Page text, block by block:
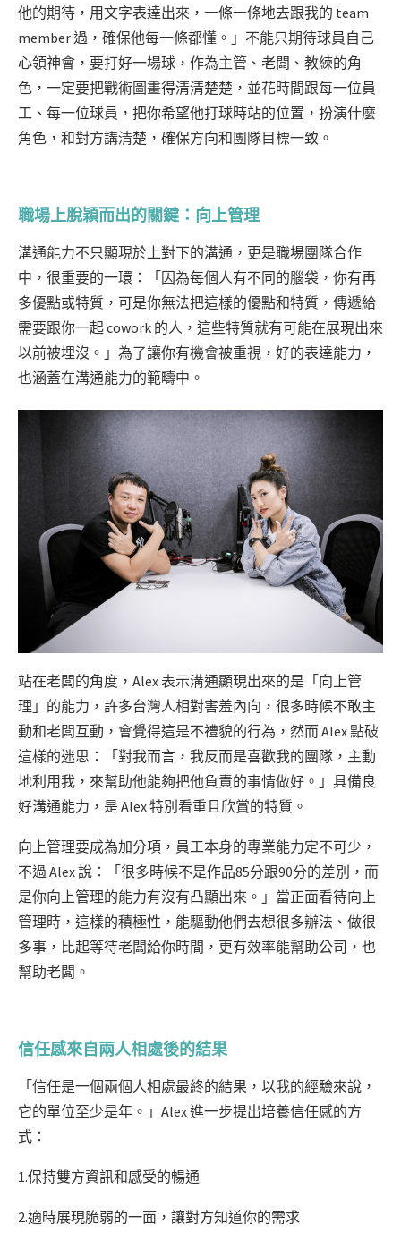
他的期待，用文字表達出來，一條一條地去跟我的 team
member 過，確保他每一條都懂。」不能只期待球員自己
心領神會，要打好一場球，作為主管、老闆、教練的角
色，一定要把戰術圖畫得清清楚楚，並花時間跟每一位員
工、每一位球員，把你希望他打球時站的位置，扮演什麼
角色，和對方講清楚，確保方向和團隊目標一致。
職場上脫穎而出的關鍵：向上管理
溝通能力不只顯現於上對下的溝通，更是職場團隊合作
中，很重要的一環：「因為每個人有不同的腦袋，你有再
多優點或特質，可是你無法把這樣的優點和特質，傳遞給
需要跟你一起 cowork 的人，這些特質就有可能在展現出來
以前被埋沒。」為了讓你有機會被重視，好的表達能力，
也涵蓋在溝通能力的範疇中。
站在老闆的角度，Alex 表示溝通顯現出來的是「向上管
理」的能力，許多台灣人相對害羞內向，很多時候不敢主
動和老闆互動，會覺得這是不禮貌的行為，然而 Alex 點破
這樣的迷思：「對我而言，我反而是喜歡我的團隊，主動
地利用我，來幫助他能夠把他負責的事情做好。」具備良
好溝通能力，是 Alex 特別看重且欣賞的特質。
向上管理要成為加分項，員工本身的專業能力定不可少，
不過 Alex 說：「很多時候不是作品85分跟90分的差別，而
是你向上管理的能力有沒有凸顯出來。」當正面看待向上
管理時，這樣的積極性，能驅動他們去想很多辦法、做很
多事，比起等待老闆給你時間，更有效率能幫助公司，也
幫助老闆。
信任感來自兩人相處後的結果
「信任是一個兩個人相處最終的結果，以我的經驗來說，
它的單位至少是年。」Alex 進一步提出培養信任感的方
式：
1.保持雙方資訊和感受的暢通
2.適時展現脆弱的一面，讓對方知道你的需求